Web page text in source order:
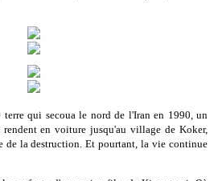
terre qui secoua le nord de l'Iran en 1990, un
en voiture jusqu'au village de Koker,
de la destruction. Et pourtant, la vie continue